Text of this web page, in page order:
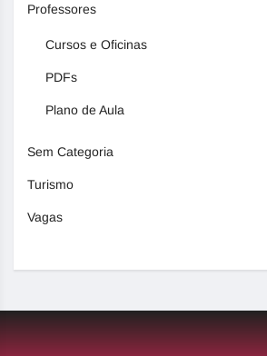
Professores
Cursos e Oficinas
PDFs
Plano de Aula
Sem Categoria
Turismo
Vagas